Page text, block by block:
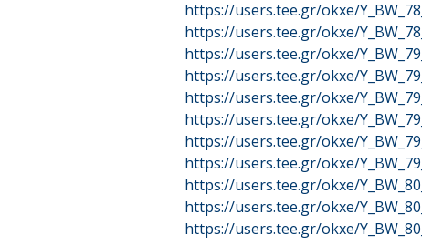
https://users.tee.gr/okxe/
https://users.tee.gr/okxe/
https://users.tee.gr/okxe/
https://users.tee.gr/okxe/
https://users.tee.gr/okxe/
https://users.tee.gr/okxe/
https://users.tee.gr/okxe/
https://users.tee.gr/okxe/
https://users.tee.gr/okxe/
https://users.tee.gr/okxe/
https://users.tee.gr/okxe/